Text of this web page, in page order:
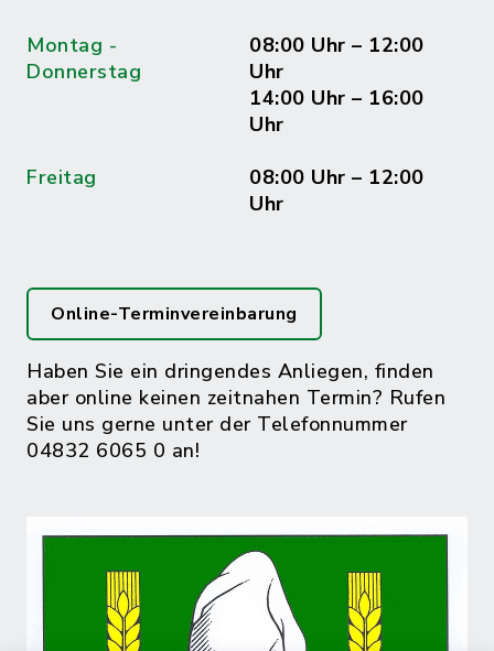
Montag -
Donnerstag
08:00 Uhr – 12:00
Uhr
14:00 Uhr – 16:00
Uhr
Freitag
08:00 Uhr – 12:00
Uhr
Online-Terminvereinbarung
Haben Sie ein dringendes Anliegen, finden
aber online keinen zeitnahen Termin? Rufen
Sie uns gerne unter der Telefonnummer
04832 6065 0 an!